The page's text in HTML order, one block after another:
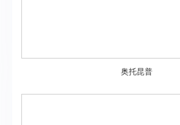
奥托昆普